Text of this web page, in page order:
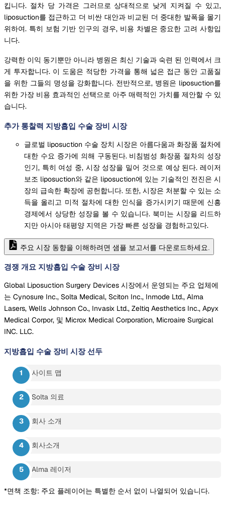
킵니다. 절차 당 가격은 그러므로 상대적으로 낮게 지켜질 수 있고,
liposuction를 접근하고 더 비싼 대안과 비교된 더 중대한 발폭을 몰기
위하여. 특히 보험 기반 인구의 경우, 비용 차별은 중요한 고려 사항입
니다.
강력한 이익 동기뿐만 아니라 병원은 최신 기술과 숙련 된 인력에서 크
게 투자합니다. 이 도움은 적당한 가격을 통해 넓은 접근 동안 고품질
을 위한 그들의 명성을 강화합니다. 전반적으로, 병원은 liposuction를
위한 가장 비용 효과적인 선택으로 아주 매력적인 가치를 제안할 수 있
습니다.
추가 통찰력 지방흡입 수술 장비 시장
글로벌 liposuction 수술 장치 시장은 아름다움과 화장품 절차에
대한 수요 증가에 의해 구동된다. 비침범성 화장품 절차의 성장
인기, 특히 여성 중, 시장 성장을 밀어 것으로 예상 된다. 레이저
보조 liposuction와 같은 liposuction에 있는 기술적인 전진은 시
장의 급속한 확장에 공헌합니다. 또한, 시장은 처분할 수 있는 소
득을 올리고 미적 절차에 대한 인식을 증가시키기 때문에 신흥
경제에서 상당한 성장을 볼 수 있습니다. 북미는 시장을 리드하
지만 아시아 태평양 지역은 가장 빠른 성장을 경험하고있다.
주요 시장 동향을 이해하려면 샘플 보고서를 다운로드하세요.
경쟁 개요 지방흡입 수술 장비 시장
Global Liposuction Surgery Devices 시장에서 운영되는 주요 업체에
는 Cynosure Inc., Solta Medical, Sciton Inc., Inmode Ltd., Alma
Lasers, Wells Johnson Co., Invasix Ltd., Zeltiq Aesthetics Inc., Apyx
Medical Corpor, 및 Microx Medical Corporation, Microaire Surgical
INC. LLC.
지방흡입 수술 장비 시장 선두
사이트 맵
Solta 의료
회사 소개
회사소개
Alma 레이저
*면책 조항: 주요 플레이어는 특별한 순서 없이 나열되어 있습니다.